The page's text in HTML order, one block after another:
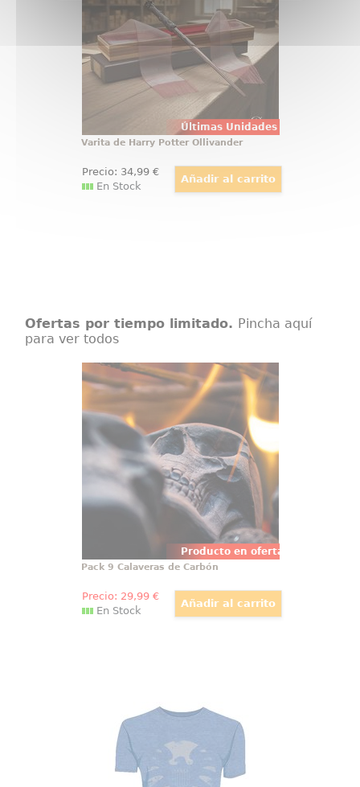
Últimas Unidades
desde el primer vistazo. Esta
réplica de Harry Potter a escala
1:1 reúne acabado cuidado
Varita de Harry Potter Ollivander
Precio: 34,99€
En Stock
Ofertas por tiempo limitado. Pincha aquí
para ver todos
Producto en oferta
Pack 9 Calaveras de Carbón
Pack compuesto por 9 carbones
en forma de calavera con unas
dimensiones aproximadas de 7,6
x 4,6 x 6 cm. Estos carbones tiene
una calidad premium, están
realizados a mano
Pack 9 Calaveras de Carbón
Precio: 29,99€
En Stock
Camiseta con el símbolo del
Águila de Los Vengadores. La
camiseta está basada en los
legendarios comics de Los
Vengadores de Marvel.